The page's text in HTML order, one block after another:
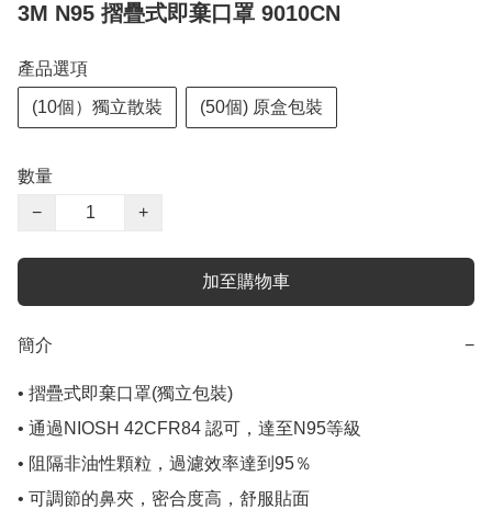
3M N95 摺疊式即棄口罩 9010CN
產品選項
(10個）獨立散裝 (50個) 原盒包裝
數量
−
+
加至購物車
簡介 −
• 摺疊式即棄口罩(獨立包裝)
• 通過NIOSH 42CFR84 認可，達至N95等級
• 阻隔非油性顆粒，過濾效率達到95％
• 可調節的鼻夾，密合度高，舒服貼面